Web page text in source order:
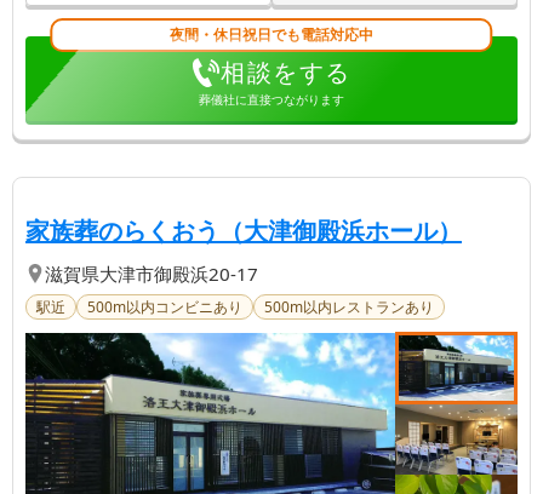
夜間・休日祝日でも電話対応中
相談をする
葬儀社に直接つながります
【第2位】
家族葬のらくおう（大津御殿浜ホール）
滋賀県大津市御殿浜20-17
駅近 500m以内コンビニあり 500m以内レストランあり